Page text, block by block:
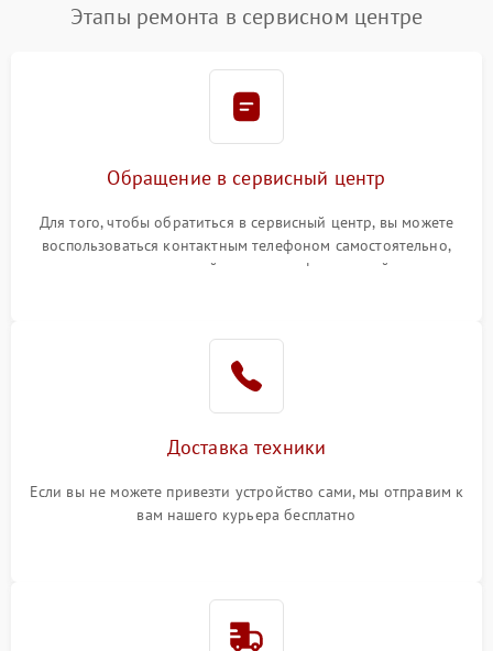
Этапы ремонта в сервисном центре
Обращение в сервисный центр
Для того, чтобы обратиться в сервисный центр, вы можете
воспользоваться контактным телефоном самостоятельно,
или оставить свой номер телефона на сайте
Доставка техники
Если вы не можете привезти устройство сами, мы отправим к
вам нашего курьера бесплатно